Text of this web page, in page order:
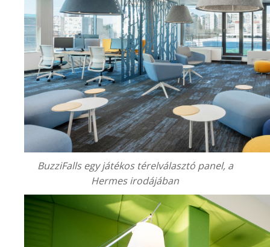
BuzziFalls egy játékos térelválasztó panel, a
Hermes irodájában